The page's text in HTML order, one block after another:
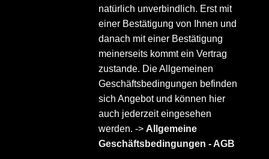
natürlich unverbindlich. Erst mit
einer Bestätigung von Ihnen und
danach mit einer Bestätigung
meinerseits kommt ein Vertrag
zustande. Die Allgemeinen
Geschäftsbedingungen befinden
sich Angebot und können hier
auch jederzeit eingesehen
werden. ->Allgemeine
Geschäftsbedingungen - AGB